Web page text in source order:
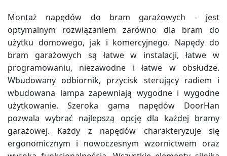
Montaż napędów do bram garażowych - jest
optymalnym rozwiązaniem zarówno dla bram do
użytku domowego, jak i komercyjnego. Napędy do
bram garażowych są łatwe w instalacji, łatwe w
programowaniu, niezawodne i łatwe w obsłudze.
Wbudowany odbiornik, przycisk sterujący radiem i
wbudowana lampa zapewniają wygodne i wygodne
użytkowanie. Szeroka gama napędów DoorHan
pozwala wybrać najlepszą opcję dla każdej bramy
garażowej. Każdy z napędów charakteryzuje się
ergonomicznym i nowoczesnym wzornictwem oraz